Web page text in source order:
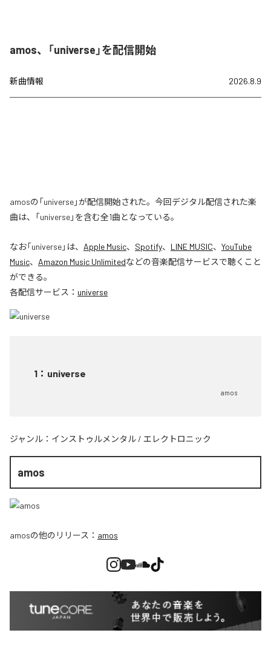
amos、「universe」を配信開始
新曲情報 2026.8.9
amosの「universe」が配信開始された。今回デジタル配信された楽
曲は、「universe」を含む全1曲となっている。
なお「universe」は、 Apple Music、 Spotify、 LINE MUSIC、 YouTube
Music、 Amazon Music Unlimitedなどの音楽配信サービスで聴くこと
ができる。
各配信サービス： universe
1 ： universe
amos
ジャンル： インストゥルメンタル / エレクトロニック
amos
amosの他のリリース： amos